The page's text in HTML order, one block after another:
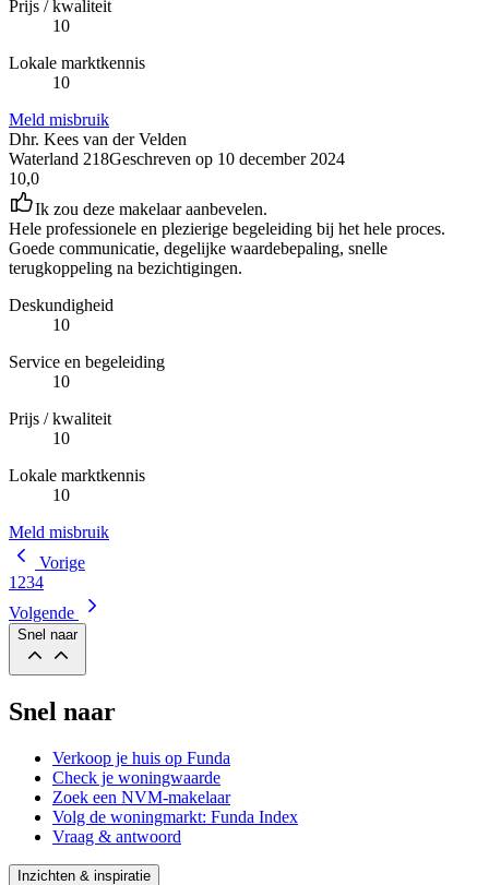
Prijs / kwaliteit
10
Lokale marktkennis
10
Meld misbruik
Dhr. Kees van der Velden
Waterland 218Geschreven op 10 december 2024
10,0
Ik zou deze makelaar aanbevelen.
Hele professionele en plezierige begeleiding bij het hele proces.
Goede communicatie, degelijke waardebepaling, snelle
terugkoppeling na bezichtigingen.
Deskundigheid
10
Service en begeleiding
10
Prijs / kwaliteit
10
Lokale marktkennis
10
Meld misbruik
Vorige
1 234
Volgende
Snel naar
Snel naar
Verkoop je huis op Funda
Check je woningwaarde
Zoek een NVM-makelaar
Volg de woningmarkt: Funda Index
Vraag & antwoord
Inzichten & inspiratie